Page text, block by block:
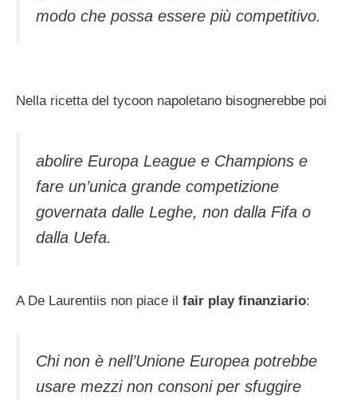
modo che possa essere più competitivo.
Nella ricetta del tycoon napoletano bisognerebbe poi
abolire Europa League e Champions e
fare un’unica grande competizione
governata dalle Leghe, non dalla Fifa o
dalla Uefa.
A De Laurentiis non piace il fair play finanziario:
Chi non è nell’Unione Europea potrebbe
usare mezzi non consoni per sfuggire